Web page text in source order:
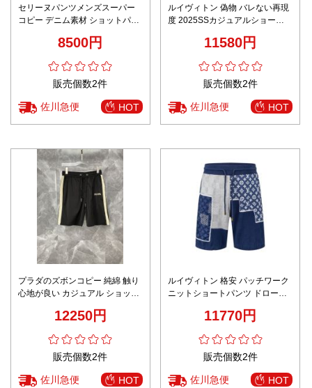
セリーヌパンツメンズスーパー
コピー デニム素材 ショットパン
8500円
販売個数2件
佐川急便 HOT
ルイヴィトン 偽物 バレない再現
度 2025SSカジュアルショーツ
11580円
販売個数2件
佐川急便 HOT
プラダのズボンコピー 純綿 触り
心地が良い カジュアル ショット
12250円
販売個数2件
佐川急便 HOT
ルイヴィトン 格安 パッチワーク
ニットショートパンツ ドロース
11770円
販売個数2件
佐川急便 HOT